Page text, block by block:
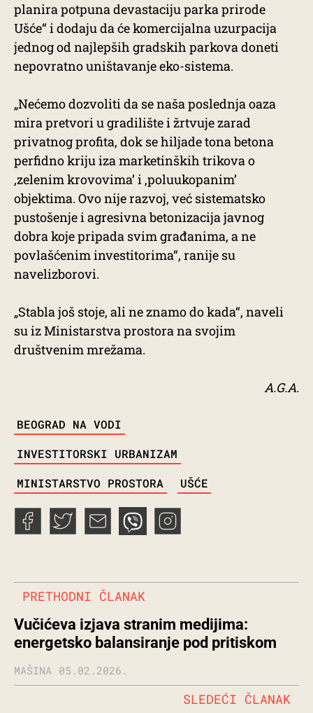
planira potpuna devastaciju parka prirode
Ušće“ i dodaju da će komercijalna uzurpacija
jednog od najlepših gradskih parkova doneti
nepovratno uništavanje eko-sistema.
„Nećemo dozvoliti da se naša poslednja oaza
mira pretvori u gradilište i žrtvuje zarad
privatnog profita, dok se hiljade tona betona
perfidno kriju iza marketinških trikova o
,zelenim krovovima’ i ,poluukopanim’
objektima. Ovo nije razvoj, već sistematsko
pustošenje i agresivna betonizacija javnog
dobra koje pripada svim građanima, a ne
povlašćenim investitorima“, ranije su
navelizborovi.
„Stabla još stoje, ali ne znamo do kada“, naveli
su iz Ministarstva prostora na svojim
društvenim mrežama.
A.G.A.
BEOGRAD NA VODI
INVESTITORSKI URBANIZAM
MINISTARSTVO PROSTORA UŠĆE
PRETHODNI ČLANAK
Vučićeva izjava stranim medijima:
energetsko balansiranje pod pritiskom
MAŠINA 05.02.2026.
SLEDEĆI ČLANAK